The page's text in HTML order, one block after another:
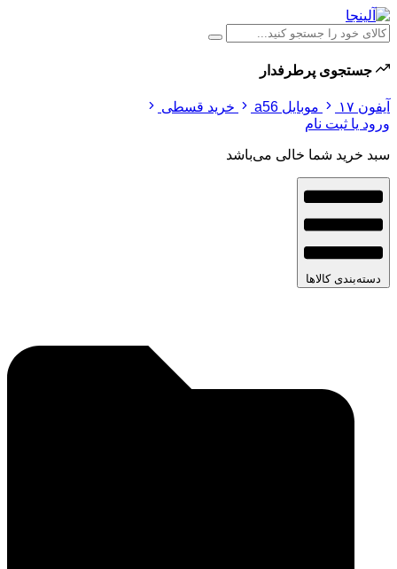
جستجوی پرطرفدار
آیفون ۱۷ موبایل a56
خرید قسطی
ورود یا ثبت نام
سبد خرید شما خالی می‌باشد
دسته‌بندی کالاها